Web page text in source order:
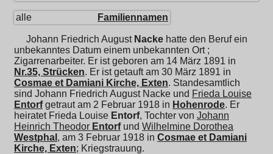
alle Familiennamen
Johann Friedrich August Nacke hatte den Beruf ein
unbekanntes Datum einem unbekannten Ort ;
Zigarrenarbeiter. Er ist geboren am 14 März 1891 in
Nr.35, Strücken. Er ist getauft am 30 März 1891 in
Cosmae et Damiani Kirche, Exten. Standesamtlich
sind Johann Friedrich August Nacke und Frieda Louise
Entorfgetraut am 2 Februar 1918 in Hohenrode. Er
heiratet Frieda Louise Entorf, Tochter von Johann
Heinrich Theodor Entorfund Wilhelmine Dorothea
Westphal , am 3 Februar 1918 in Cosmae et Damiani
Kirche, Exten; Kriegstrauung.